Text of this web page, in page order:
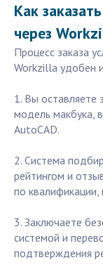
Как
через
Процесс заказа
Workzilla удобен
1. Вы оставляете
модель макбука,
AutoCAD.
2. Система
рейтингом и
по квалификации,
3. Заключаете
системой и
подтверждения